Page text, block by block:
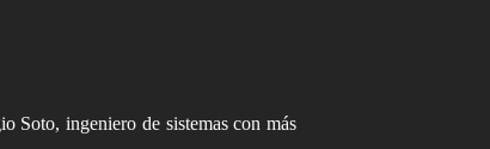
Soto, ingeniero de sistemas con más